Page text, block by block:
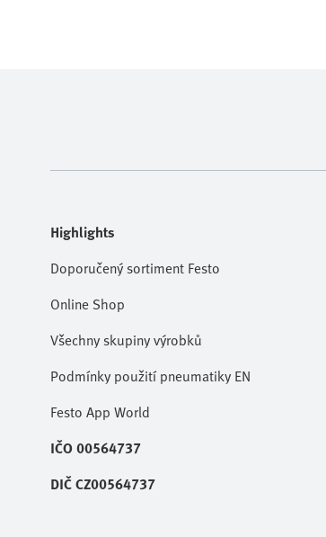
Highlights
Doporučený sortiment Festo
Online Shop
Všechny skupiny výrobků
Podmínky použití pneumatiky EN
Festo App World
IČO 00564737
DIČ CZ00564737